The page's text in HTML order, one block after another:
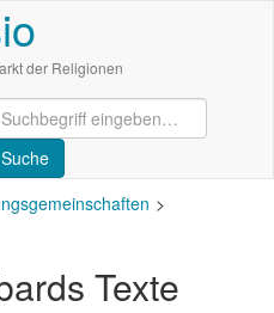
der Religionen
deaktivieren
Texte